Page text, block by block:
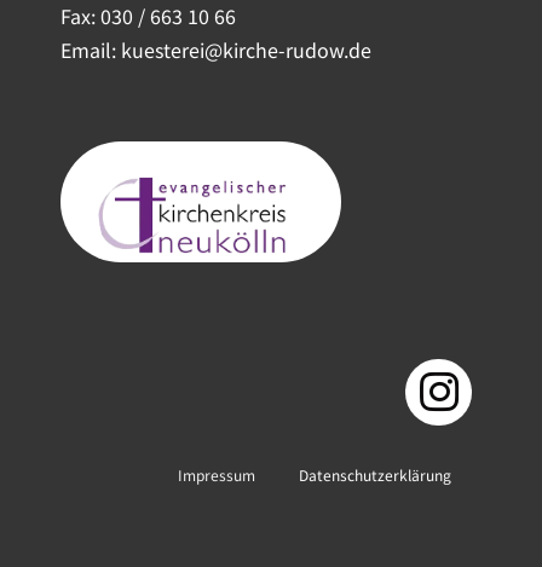
Fax: 030 / 663 10 66
Email: kuesterei@kirche-rudow.de
Impressum Datenschutzerklärung